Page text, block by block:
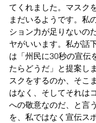
てくれました。マスク
まだいるようです。私
ション力が足りないの
ヤがいいます。私が話
は「州民に30秒の宣伝
たらどうだ」と提案し
スクをするのか、そこ
はなく、そしてそれは
への敬意なのだ、と言
を、私ではなく宣伝ス